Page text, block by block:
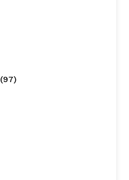
(97)